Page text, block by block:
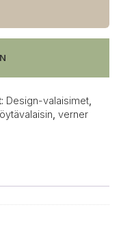
Design-valaisimet,
verner